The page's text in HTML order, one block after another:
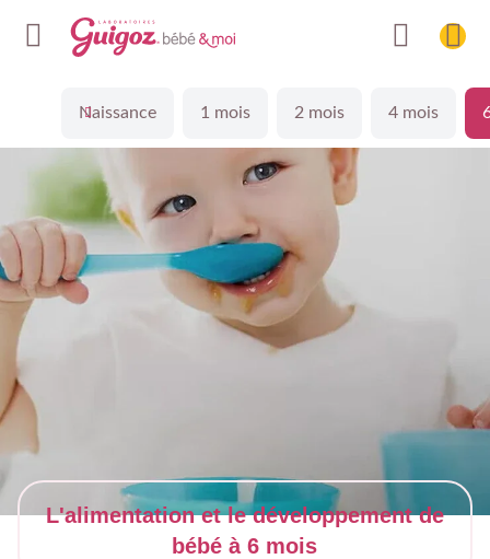
Naissance 1 mois 2 mois 4 mois
L'alimentation et le développement de
bébé à 6 mois